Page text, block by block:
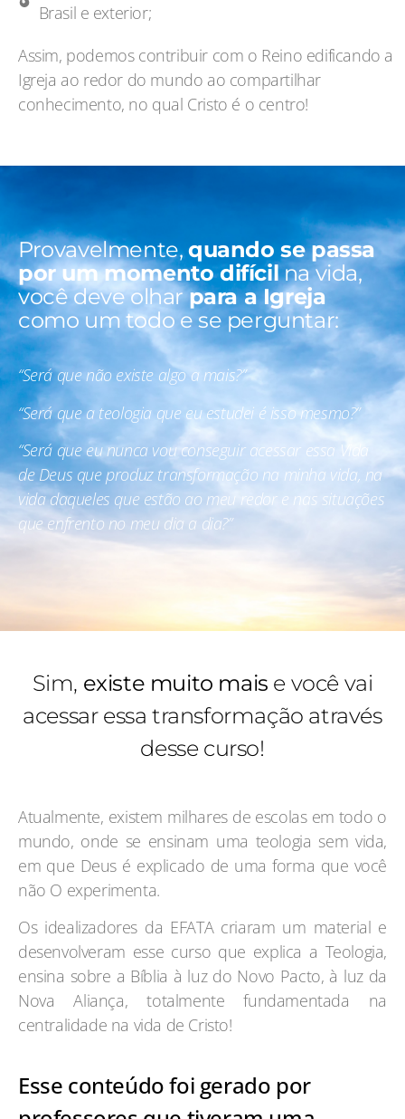
Brasil e exterior;
Assim, podemos contribuir com o Reino edificando a
Igreja ao redor do mundo ao compartilhar
conhecimento, no qual Cristo é o centro!
Provavelmente,quando se passa
por um momento difícilna vida,
você deve olharpara a Igreja
como um todo e se perguntar:
“Será que não existe algo a mais?”
“Será que a teologia que eu estudei é isso mesmo?”
“Será que eu nunca vou conseguir acessar essa Vida
de Deus que produz transformação na minha vida, na
vida daqueles que estão ao meu redor e nas situações
que enfrento no meu dia a dia?”
Sim, existe muito mais e você vai
acessar essa transformação através
desse curso!
Atualmente, existem milhares de escolas em todo o
mundo, onde se ensinam uma teologia sem vida,
em que Deus é explicado de uma forma que você
não O experimenta.
Os idealizadores da EFATA criaram um material e
desenvolveram esse curso que explica a Teologia,
ensina sobre a Bíblia à luz do Novo Pacto, à luz da
Nova Aliança, totalmente fundamentada na
centralidade na vida de Cristo!
Esse conteúdo foi gerado por